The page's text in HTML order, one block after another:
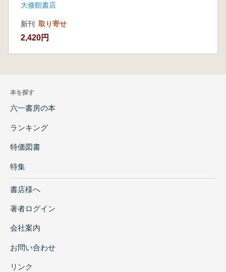
第九章 御伽草子の七夕
一、大蛇婚姻譚の御伽草子『七夕』/二、公
家物語系の御伽草子『七夕』/
物の七夕/三、菅茶山の七夕詩/四、古今要覧稿
第一章 なぜ梶の葉に歌や願い事を書くのか
三、年中行事等に見られる「梶の葉」/四、
散文作品における「梶の葉」
第二章 なぜ角盥に梶の葉を浮かべ、二星を映
一、日本の古典文学に見られる角盥/二、中
第三章 七夕と水を巡る行事
一、七夕の日に女性がなぜ川で洗髪したの
大修館書店
新刊 取り寄せ
2,420円
本を探す
六一書房の本
ランキング
特価図書
特集
書店様へ
著者ログイン
会社案内
お問い合わせ
リンク